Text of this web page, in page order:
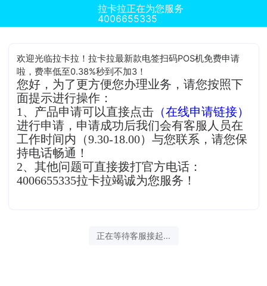
拉卡拉正在为您服务
4006655335
欢迎光临拉卡拉！拉卡拉最新款电签扫码POS机免费申请
啦，费率低至0.38%秒到不加3！
您好，为了更方便您办理业务，请您按照下
面提示进行操作：
1、产品申请可以直接点击 （在线申请链接）
进行申请，申请成功后我们会有客服人员在
工作时间内（9.30-18.00）与您联系，请您保
持电话畅通！
2、其他问题可直接拨打官方电话：
4006655335拉卡拉竭诚为您服务！
正在等待客服接起...